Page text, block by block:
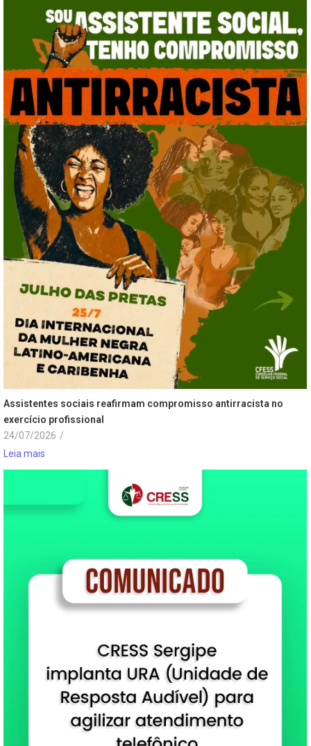
Assistentes sociais reafirmam compromisso antirracista no
exercício profissional
24/07/2026 /
Leia mais